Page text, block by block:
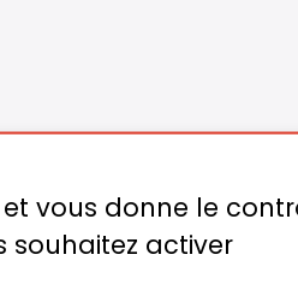
vous donne le
souhaitez activer